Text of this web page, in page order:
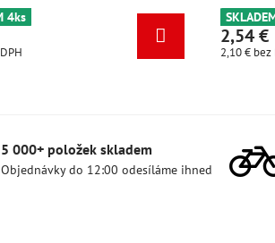
SKLADEM 6+
2,10 €
5 000+ položek skladem
Objednávky do 12:00 odesíláme ihned